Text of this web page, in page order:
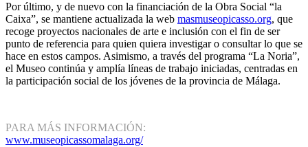
Por último, y de nuevo con la financiación de la Obra Social “la
Caixa”, se mantiene actualizada la web masmuseopicasso.org, que
recoge proyectos nacionales de arte e inclusión con el fin de ser
punto de referencia para quien quiera investigar o consultar lo que se
hace en estos campos. Asimismo, a través del programa “La Noria”,
el Museo continúa y amplía líneas de trabajo iniciadas, centradas en
la participación social de los jóvenes de la provincia de Málaga.
PARA MÁS INFORMACIÓN:
www.museopicassomalaga.org/